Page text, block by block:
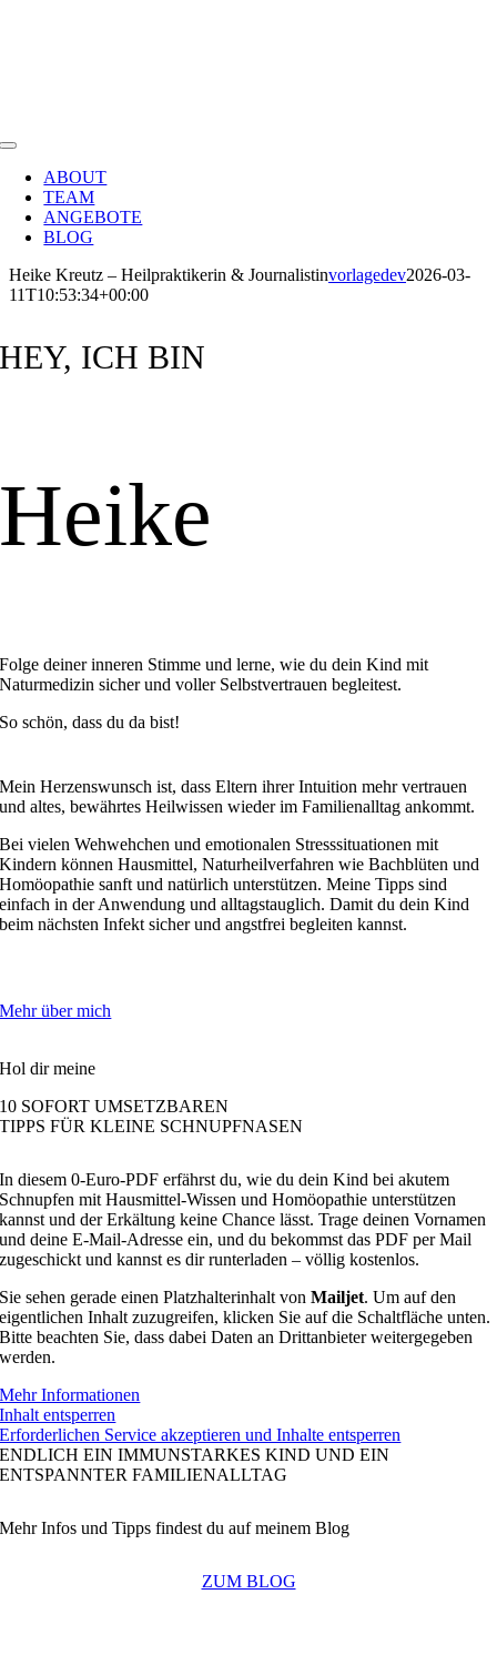
Toggle
NavigationABOUT
TEAM
ANGEBOTE
BLOG
Heike Kreutz – Heilpraktikerin & Journalistinvorlagedev2026-03-
11T10:53:34+00:00
HEY, ICH BIN
Heike
Folge deiner inneren Stimme und lerne, wie du dein Kind mit
Naturmedizin sicher und voller Selbstvertrauen begleitest.
So schön, dass du da bist!
Mein Herzenswunsch ist, dass Eltern ihrer Intuition mehr vertrauen
und altes, bewährtes Heilwissen wieder im Familienalltag ankommt.
Bei vielen Wehwehchen und emotionalen Stresssituationen mit
Kindern können Hausmittel, Naturheilverfahren wie Bachblüten und
Homöopathie sanft und natürlich unterstützen. Meine Tipps sind
einfach in der Anwendung und alltagstauglich. Damit du dein Kind
beim nächsten Infekt sicher und angstfrei begleiten kannst.
Mehr über mich
Hol dir meine
10 SOFORT UMSETZBAREN
TIPPS FÜR KLEINE SCHNUPFNASEN
In diesem 0-Euro-PDF erfährst du, wie du dein Kind bei akutem
Schnupfen mit Hausmittel-Wissen und Homöopathie unterstützen
kannst und der Erkältung keine Chance lässt. Trage deinen Vornamen
und deine E-Mail-Adresse ein, und du bekommst das PDF per Mail
zugeschickt und kannst es dir runterladen – völlig kostenlos.
Sie sehen gerade einen Platzhalterinhalt vonMailjet. Um auf den
eigentlichen Inhalt zuzugreifen, klicken Sie auf die Schaltfläche unten.
Bitte beachten Sie, dass dabei Daten an Drittanbieter weitergegeben
werden.
Mehr Informationen
Inhalt entsperren
Erforderlichen Service akzeptieren und Inhalte entsperren
ENDLICH EIN IMMUNSTARKES KIND UND EIN
ENTSPANNTER FAMILIENALLTAG
Mehr Infos und Tipps findest du auf meinem Blog
ZUM BLOG